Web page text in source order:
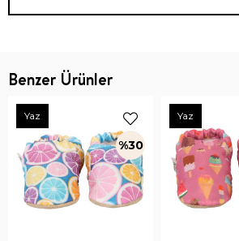
Benzer Ürünler
%30
Yaz Yaz